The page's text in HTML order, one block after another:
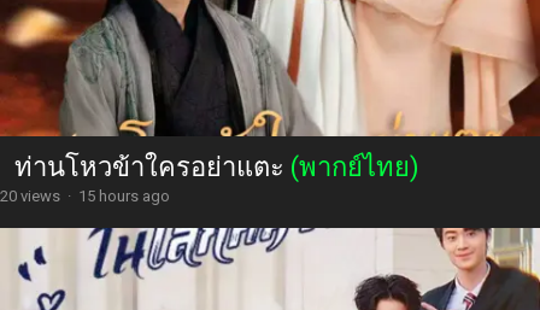
ท่านโหวข้าใครอย่าแตะ (พากย์ไทย)
20 views · 15 hours ago